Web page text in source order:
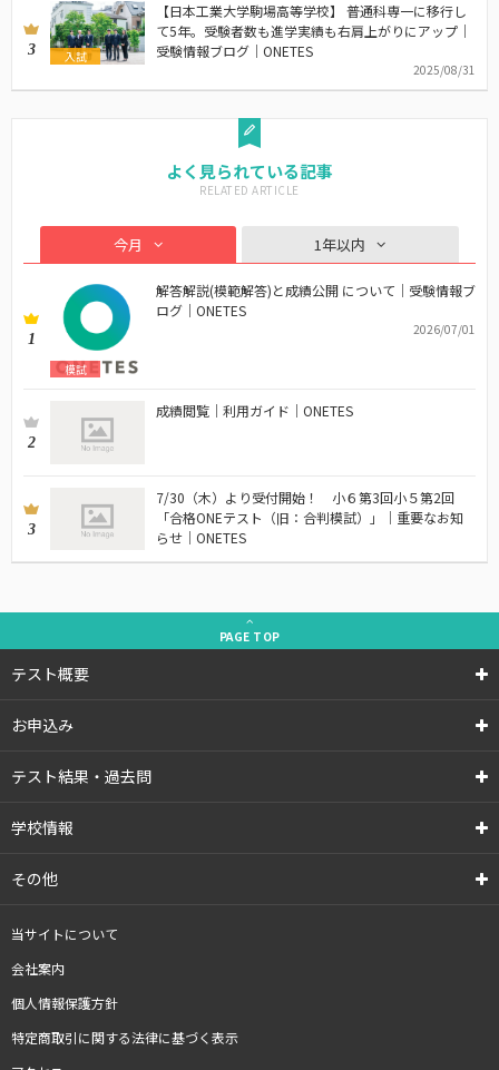
3 入試
【日本工業大学駒場高等学校】 普通科専一に移行し
て5年。受験者数も進学実績も右肩上がりにアップ｜
受験情報ブログ｜ONETES
2025/08/31
よく見られている記事
今月 1年以内
1
模試
解答解説(模範解答)と成績公開 について｜受験情報ブ
ログ｜ONETES
2026/07/01
2
成績閲覧｜利用ガイド｜ONETES
3
7/30（木）より受付開始！ 小６第3回小５第2回
「合格ONEテスト（旧：合判模試）」｜重要なお知
らせ｜ONETES
PAGE TOP
テスト概要
お申込み
テスト結果・過去問
学校情報
その他
当サイトについて
会社案内
個人情報保護方針
特定商取引に関する法律に基づく表示